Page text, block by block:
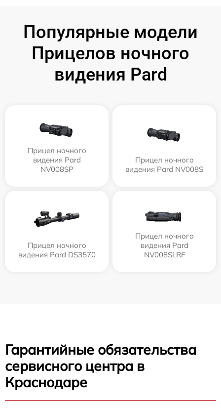
Популярные модели
Прицелов ночного
видения Pard
Прицел ночного
видения Pard
NV008SP
Прицел ночного
видения Pard NV008S
Прицел ночного
видения Pard DS3570
Прицел ночного
видения Pard
NV008SLRF
Гарантийные обязательства
сервисного центра в
Краснодаре